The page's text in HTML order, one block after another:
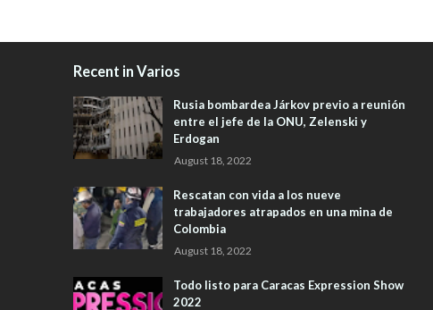
Recent in Varios
Rusia bombardea Járkov previo a reunión
entre el jefe de la ONU, Zelenski y
Erdogan
August 18, 2022
Rescatan con vida a los nueve
trabajadores atrapados en una mina de
Colombia
August 18, 2022
Todo listo para Caracas Expression Show
2022